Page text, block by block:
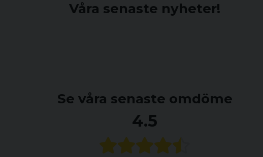
Våra senaste nyheter!
Se våra senaste omdöme
4.5